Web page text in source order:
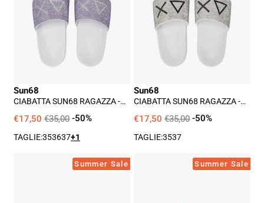
Ragazza
Sun68
CIABATTA SUN68 RAGAZZA -
€17,50 €35,00 -50%
TAGLIE:353637+1
Ragazza
Sun68
CIABATTA SUN68 RAGAZZA -
€17,50 €35,00 -50%
TAGLIE:3537
Ciabatta
Summer Sale
Sneakers
Summer Sale